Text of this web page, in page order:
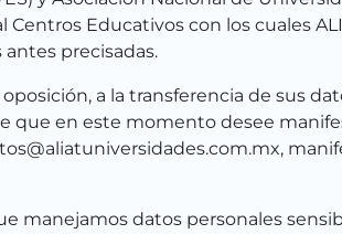
Centros Educativos con los cuales
precisadas.
a la transferencia de sus
que en este momento desee
manejamos datos personales